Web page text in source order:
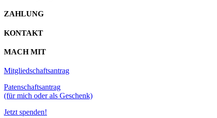
ZAHLUNG
KONTAKT
MACH MIT
Mitgliedschaftsantrag
Patenschaftsantrag
(für mich oder als Geschenk)
Jetzt spenden!